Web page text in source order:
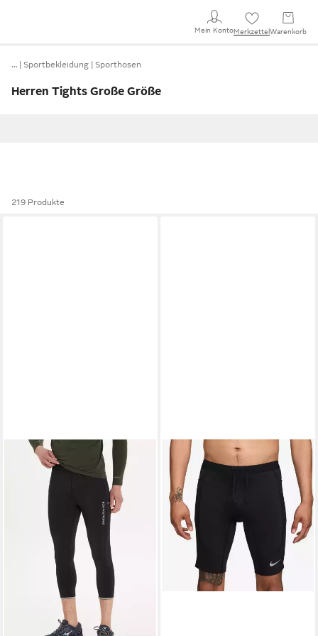
Mein KontoMerkzettel Warenkorb
… Sportbekleidung Sporthosen
Herren Tights Große Größe
219 Produkte